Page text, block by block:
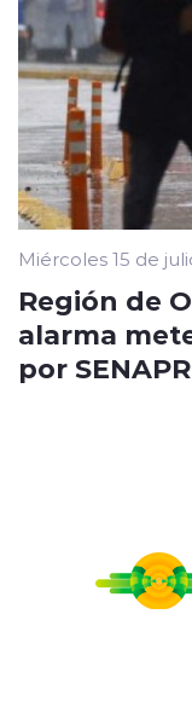
Miércoles 15 de
Región de
alarma
por